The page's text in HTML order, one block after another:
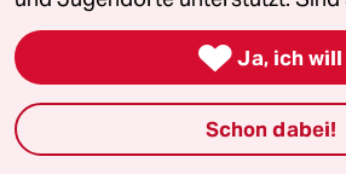
Fragen & Hilfe
Feedback
 Ja, ich will
Schon dabei!